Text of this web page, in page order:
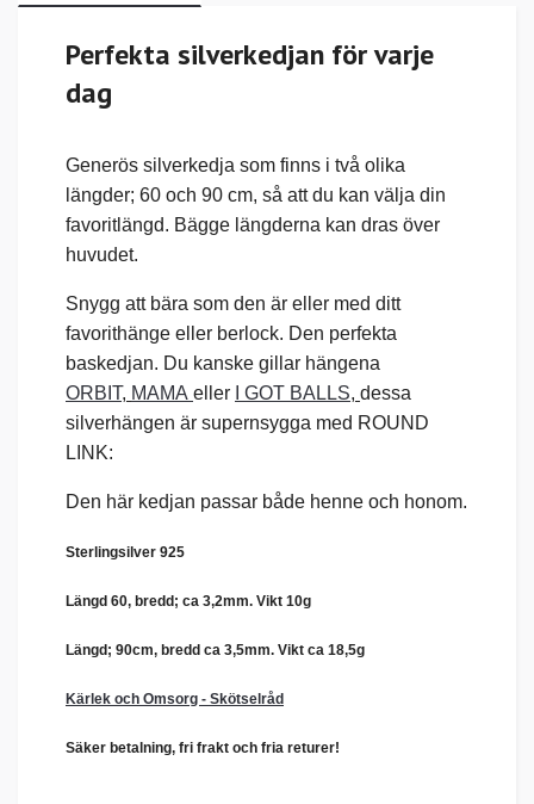
Perfekta silverkedjan för varje
dag
Generös silverkedja som finns i två olika
längder; 60 och 90 cm, så att du kan välja din
favoritlängd. Bägge längderna kan dras över
huvudet.
Snygg att bära som den är eller med ditt
favorithänge eller berlock. Den perfekta
baskedjan. Du kanske gillar hängena
ORBIT, MAMA eller I GOT BALLS, dessa
silverhängen är supernsygga med ROUND
LINK:
Den här kedjan passar både henne och honom.
Sterlingsilver 925
Längd 60, bredd; ca 3,2mm. Vikt 10g
Längd; 90cm, bredd ca 3,5mm. Vikt ca 18,5g
Kärlek och Omsorg - Skötselråd
Säker betalning, fri frakt och fria returer!